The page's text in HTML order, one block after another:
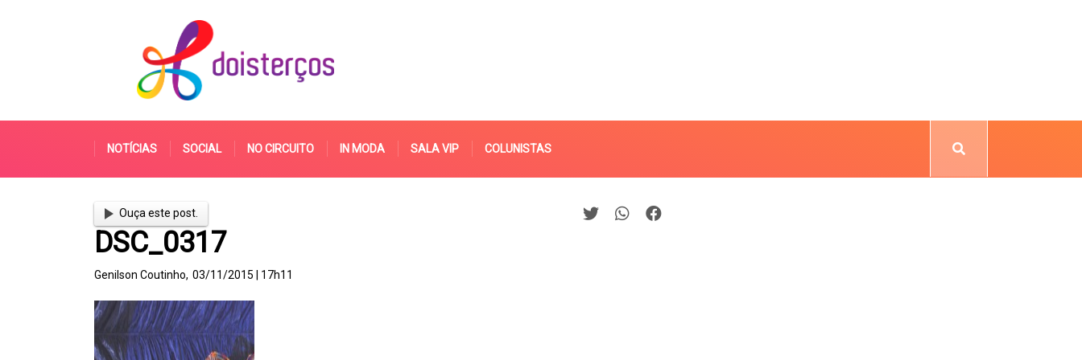
NOTÍCIAS SOCIAL NO CIRCUITO IN MODA SALA VIP COLUNISTAS
Ouça este post.
DSC_0317
Genilson Coutinho, 03/11/2015 | 17h11